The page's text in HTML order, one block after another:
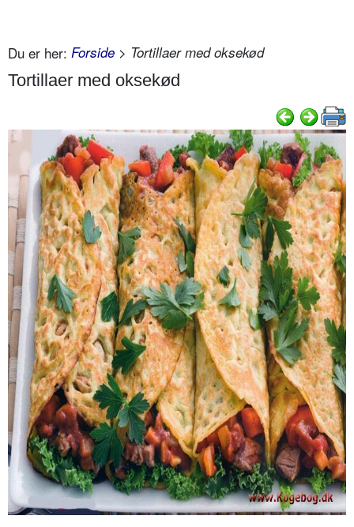
Du er her: Forside > Tortillaer med oksekød
Tortillaer med oksekød